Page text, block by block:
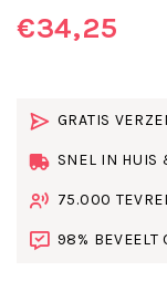
€34,25
GRATIS
SNEL IN HUIS
75.000
98% BEVEELT